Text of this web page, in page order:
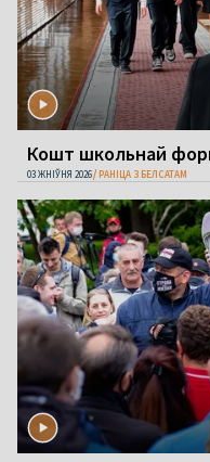
Кошт школьнай
03 ЖНІЎНЯ 2026 РАНІЦА З БЕЛСАТАМ